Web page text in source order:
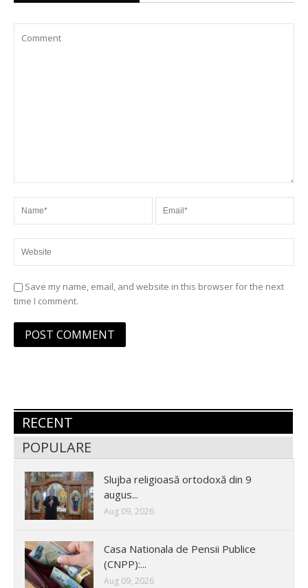
Save my name, email, and website in this browser for the next
time I comment.
RECENT
POPULARE
Slujba religioasă ortodoxă din 9
augus...
Aug 09, 2026
Casa Nationala de Pensii Publice
(CNPP):...
Aug 09, 2026